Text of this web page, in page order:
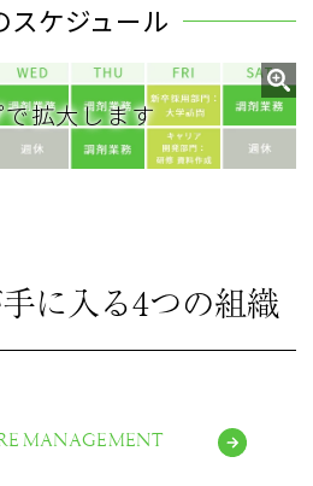
スケジュール
に入る4つの組織
MANAGEMENT